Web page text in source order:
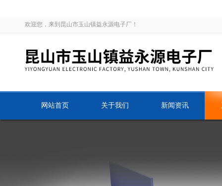
欢迎您，来到昆山市玉山镇益永源电子厂！
网站首页 关于我们 新闻资讯